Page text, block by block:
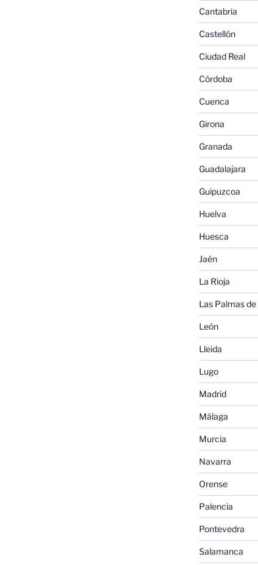
Cantabria
Castellón
Ciudad Real
Córdoba
Cuenca
Girona
Granada
Guadalajara
Guipuzcoa
Huelva
Huesca
Jaén
La Rioja
Las Palmas
León
Lleida
Lugo
Madrid
Málaga
Murcia
Navarra
Orense
Palencia
Pontevedra
Salamanca